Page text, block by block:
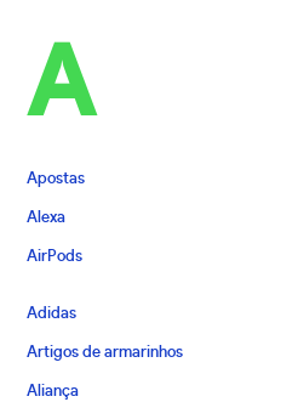
A
Apostas
Alexa
AirPods
Adidas
Artigos de armarinhos
Aliança